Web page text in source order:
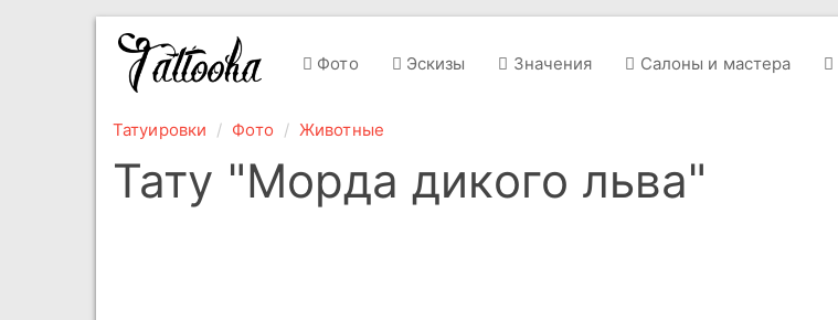
Фото Эскизы Значения Салоны и мастера
Татуировки Фото Животные
Тату "Морда дикого льва"